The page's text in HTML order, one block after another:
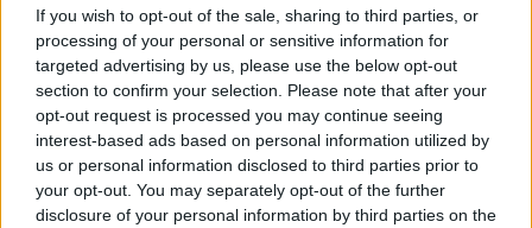
If you wish to opt-out of the sale, sharing to third parties, or
processing of your personal or sensitive information for
targeted advertising by us, please use the below opt-out
section to confirm your selection. Please note that after your
opt-out request is processed you may continue seeing
interest-based ads based on personal information utilized by
us or personal information disclosed to third parties prior to
your opt-out. You may separately opt-out of the further
disclosure of your personal information by third parties on the
Arrestohet 73-vjeçari në Krujë,
ndezi zjarr për të djegur barin
dhe flakët u përhapën drejt
malit